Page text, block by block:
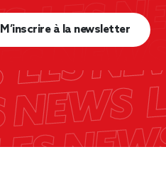
M’inscrire à la newsletter